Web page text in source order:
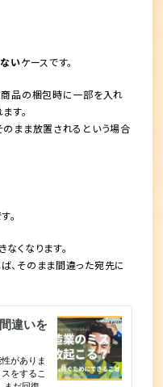
いケースです。
商品の梱包時に一部を入れ
す。
まま放置されるという場合
。
くなります。
、そのまま間違った宛先に